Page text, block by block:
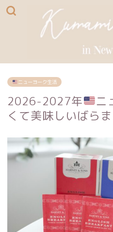
ニューヨーク生活
2026-2027年
ニ
くて美味しいばら